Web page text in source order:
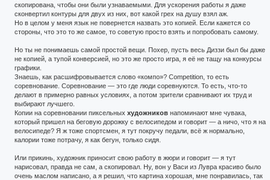
скопирована, чтобы они были узнаваемыми. Для ускорения работы я даже
сконвертил контуры для двух из них, вот какой грех на душу взял аж.
Но в целом у меня язык не повернется назвать это копией. Если кажется со
стороны, что это то же самое, то советую просто взять и попробовать самому.
Но ты не понимаешь самой простой вещи. Похер, пусть весь Диззи был бы даже
не копией, а тупой конверсией, но это же просто игра, я её не тащу на конкурсы
графики.
Знаешь, как расшифровывается слово «компо»? Competition, то есть
соревнование. Соревнование — это где люди соревнуются. То есть, что-то
делают в примерно равных условиях, а потом зрители сравнивают их труд и
выбирают лучшего.
Копии на соревновании пиксельных художников напоминают мне чувака,
который пришел на беговую дорожку с велосипедом и говорит — а ничо, что я на
велосипеде? Я ж тоже спортсмен, я тут покручу педали, всё ж нормально,
калории тоже потрачу, я как бегун, только сидя.
Или прикинь, художник приносит свою работу в жюри и говорит — я тут
нарисовал, правда не сам, а скопировал. Ну, вон у Васи из Лувра красиво было
очень маслом написано, а я решил, что картина хорошая, мне понравилась, так